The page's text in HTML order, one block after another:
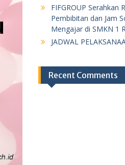
FIFGROUP Serahkan
Pembibitan dan Jam
Mengajar di SMKN 1
JADWAL
Recent Comments